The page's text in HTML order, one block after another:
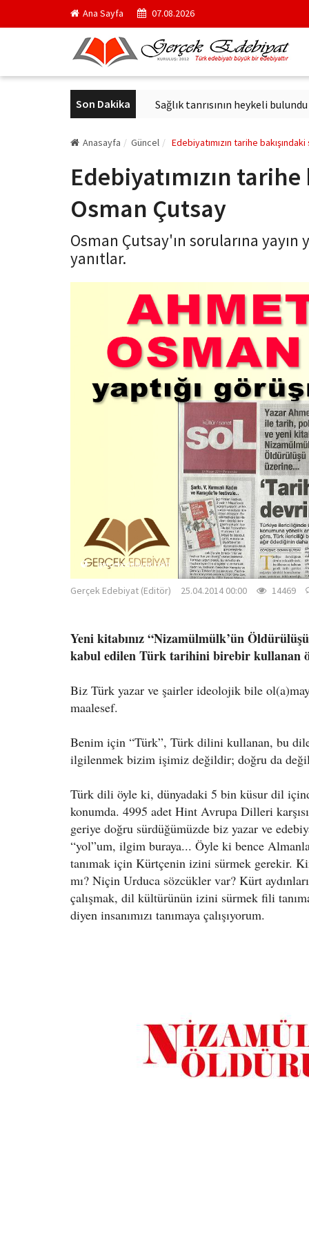
Ana Sayfa 07.08.2026
Son Dakika
kurul başkanı oldu Sağlık tanrısının heykeli bulundu
Anasayfa Güncel Edebiyatımızın tarihe
Edebiyatımızın
Osman Çutsay
Osman Çutsay'ın sorularına
yanıtlar.
gercekedebiyat.com
Gerçek Edebiyat (Editör) 25.04.2014 00:00 14469
Yeni kitabınız “Nizamülmülk’ün
kabul edilen Türk tarihini birebir kullanan
Biz Türk yazar ve şairler ideolojik bile
maalesef.
Benim için “Türk”, Türk dilini kullanan, bu
ilgilenmek bizim işimiz değildir; doğru da
Türk dili öyle ki, dünyadaki 5 bin küsur dil
konumda. 4995 adet Hint Avrupa Dilleri
geriye doğru sürdüğümüzde biz yazar ve
“yol”um, ilgim buraya... Öyle ki bence
tanımak için Kürtçenin izini sürmek gerekir.
mı? Niçin Urduca sözcükler var? Kürt
çalışmak, dil kültürünün izini sürmek fili
diyen insanımızı tanımaya çalışıyorum.